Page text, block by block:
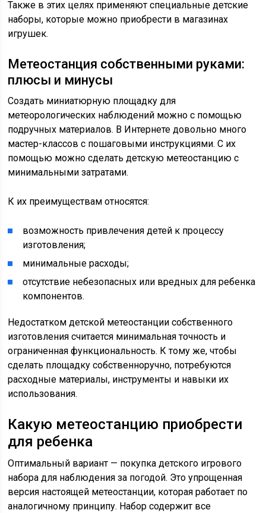
Также в этих целях применяют специальные детские
наборы, которые можно приобрести в магазинах
игрушек.
Метеостанция собственными руками:
плюсы и минусы
Создать миниатюрную площадку для
метеорологических наблюдений можно с помощью
подручных материалов. В Интернете довольно много
мастер-классов с пошаговыми инструкциями. С их
помощью можно сделать детскую метеостанцию с
минимальными затратами.
К их преимуществам относятся:
возможность привлечения детей к процессу
изготовления;
минимальные расходы;
отсутствие небезопасных или вредных для ребенка
компонентов.
Недостатком детской метеостанции собственного
изготовления считается минимальная точность и
ограниченная функциональность. К тому же, чтобы
сделать площадку собственноручно, потребуются
расходные материалы, инструменты и навыки их
использования.
Какую метеостанцию приобрести
для ребенка
Оптимальный вариант — покупка детского игрового
набора для наблюдения за погодой. Это упрощенная
версия настоящей метеостанции, которая работает по
аналогичному принципу. Набор содержит все